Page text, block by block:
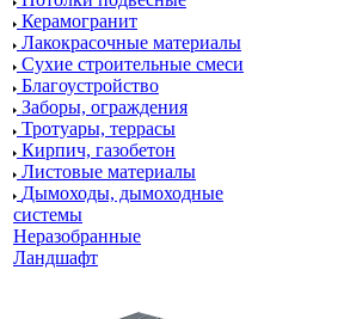
Керамогранит
Лакокрасочные материалы
Сухие строительные смеси
Благоустройство
Заборы, ограждения
Тротуары, террасы
Кирпич, газобетон
Листовые материалы
Дымоходы, дымоходные
системы
Неразобранные
Ландшафт